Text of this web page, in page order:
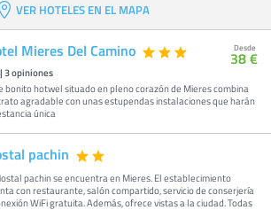
VER HOTELES EN EL MAPA
Mieres Del Camino
|3opiniones
bonito hotwel situado en pleno corazón de Mieres combina
agradable con unas estupendas instalaciones que harán
única
Desde
38 €
pachin
pachin se encuentra en Mieres. El establecimiento
con restaurante, salón compartido, servicio de conserjería
WiFi gratuita. Además, ofrece vistas a la ciudad. Todas